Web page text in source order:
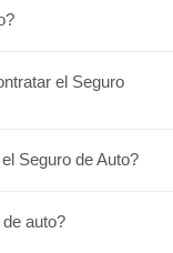
el Seguro
Seguro de Auto?
auto?